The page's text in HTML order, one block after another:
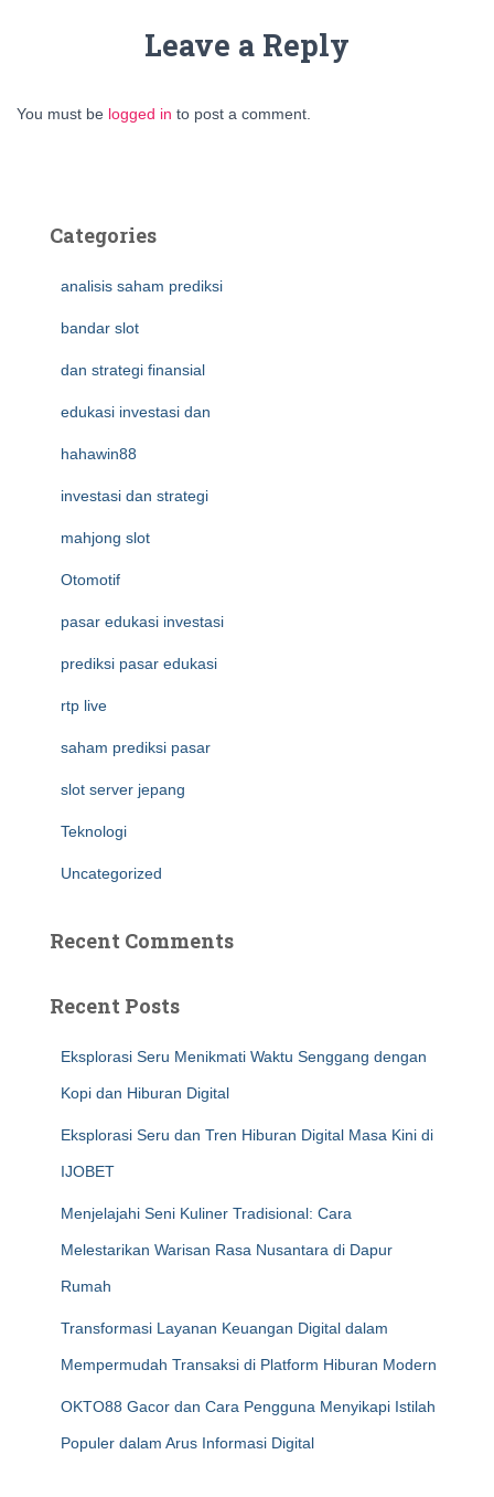
Leave a Reply
You must be logged in to post a comment.
Categories
analisis saham prediksi
bandar slot
dan strategi finansial
edukasi investasi dan
hahawin88
investasi dan strategi
mahjong slot
Otomotif
pasar edukasi investasi
prediksi pasar edukasi
rtp live
saham prediksi pasar
slot server jepang
Teknologi
Uncategorized
Recent Comments
Recent Posts
Eksplorasi Seru Menikmati Waktu Senggang dengan
Kopi dan Hiburan Digital
Eksplorasi Seru dan Tren Hiburan Digital Masa Kini di
IJOBET
Menjelajahi Seni Kuliner Tradisional: Cara
Melestarikan Warisan Rasa Nusantara di Dapur
Rumah
Transformasi Layanan Keuangan Digital dalam
Mempermudah Transaksi di Platform Hiburan Modern
OKTO88 Gacor dan Cara Pengguna Menyikapi Istilah
Populer dalam Arus Informasi Digital